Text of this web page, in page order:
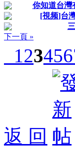
你知道台灣
[視频]台
下一頁 »
123456
返 回